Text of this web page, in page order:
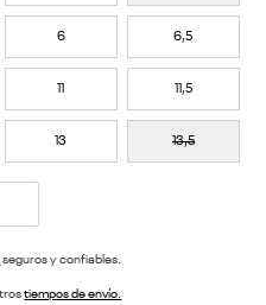
6 6,5
11 11,5
13 13,5
seguros y confiables.
tiempos de envío.